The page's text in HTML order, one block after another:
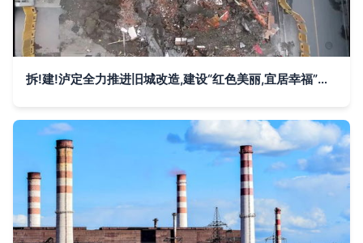
拆!建!泸定全力推进旧城改造,建设“红色美丽,宜居幸福”城市